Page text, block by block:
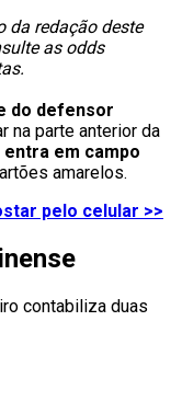
da redação deste
as odds
do defensor
na parte anterior da
em campo
amarelos.
pelo celular >>
contabiliza duas